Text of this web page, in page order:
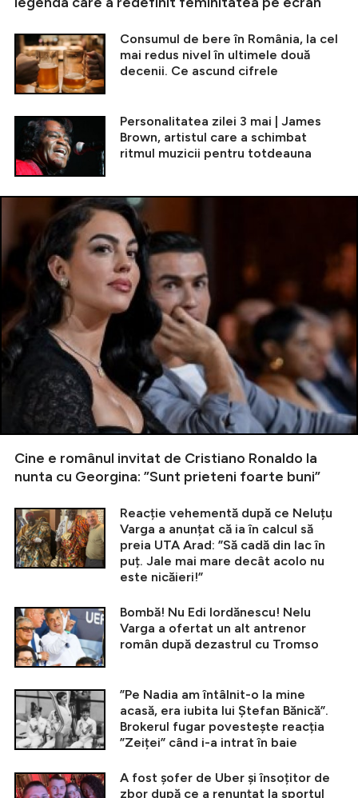
Consumul de bere în România, la cel
mai redus nivel în ultimele două
decenii. Ce ascund cifrele
Personalitatea zilei 3 mai | James
Brown, artistul care a schimbat
ritmul muzicii pentru totdeauna
Cine e românul invitat de Cristiano Ronaldo la
nunta cu Georgina: ”Sunt prieteni foarte buni”
Reacție vehementă după ce Neluțu
Varga a anunțat că ia în calcul să
preia UTA Arad: ”Să cadă din lac în
puț. Jale mai mare decât acolo nu
este nicăieri!”
Bombă! Nu Edi Iordănescu! Nelu
Varga a ofertat un alt antrenor
român după dezastrul cu Tromso
”Pe Nadia am întâlnit-o la mine
acasă, era iubita lui Ștefan Bănică”.
Brokerul fugar povestește reacția
”Zeiței” când i-a intrat în baie
A fost șofer de Uber și însoțitor de
zbor după ce a renunțat la sportul